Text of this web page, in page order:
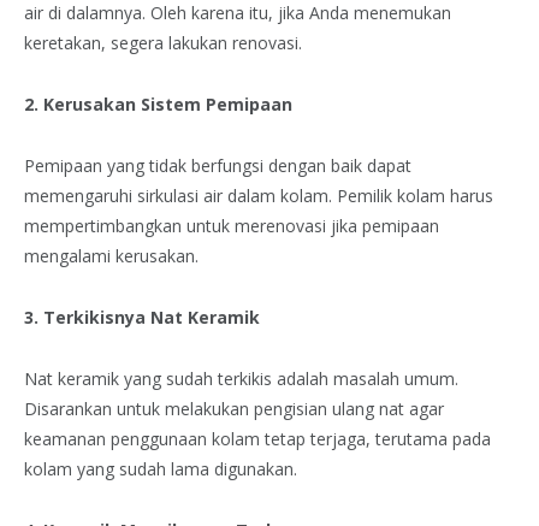
air di dalamnya. Oleh karena itu, jika Anda menemukan
keretakan, segera lakukan renovasi.
2. Kerusakan Sistem Pemipaan
Pemipaan yang tidak berfungsi dengan baik dapat
memengaruhi sirkulasi air dalam kolam. Pemilik kolam harus
mempertimbangkan untuk merenovasi jika pemipaan
mengalami kerusakan.
3. Terkikisnya Nat Keramik
Nat keramik yang sudah terkikis adalah masalah umum.
Disarankan untuk melakukan pengisian ulang nat agar
keamanan penggunaan kolam tetap terjaga, terutama pada
kolam yang sudah lama digunakan.